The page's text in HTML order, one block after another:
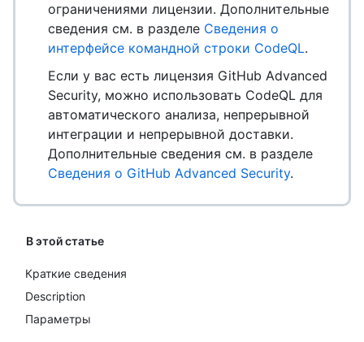
ограничениями лицензии. Дополнительные
сведения см. в разделе Сведения о
интерфейсе командной строки CodeQL.
Если у вас есть лицензия GitHub Advanced
Security, можно использовать CodeQL для
автоматического анализа, непрерывной
интеграции и непрерывной доставки.
Дополнительные сведения см. в разделе
Сведения о GitHub Advanced Security.
В этой статье
Краткие сведения
Description
Параметры